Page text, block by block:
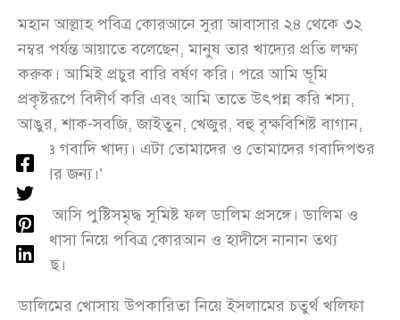
মহান আল্লাহ পবিত্র কোরআনে সুরা আবাসার ২৪ থেকে ৩২
নম্বর পর্যন্ত আয়াতে বলেছেন, মানুষ তার খাদ্যের প্রতি লক্ষ্য
করুক। আমিই প্রচুর বারি বর্ষণ করি। পরে আমি ভূমি
প্রকৃষ্টরূপে বিদীর্ণ করি এবং আমি তাতে উৎপন্ন করি শস্য,
আঙুর, শাক-সবজি, জাইতুন, খেজুর, বহু বৃক্ষবিশিষ্ট বাগান,
ফল ও গবাদি খাদ্য। এটা তোমাদের ও তোমাদের গবাদিপশুর
ভোগের জন্য।’
এখন আসি পুষ্টিসমৃদ্ধ সুমিষ্ট ফল ডালিম প্রসঙ্গে। ডালিম ও
এর খোসা নিয়ে পবিত্র কোরআন ও হাদীসে নানান তথ্য
এসেছে।
ডালিমের খোসায় উপকারিতা নিয়ে ইসলামের চতুর্থ খলিফা